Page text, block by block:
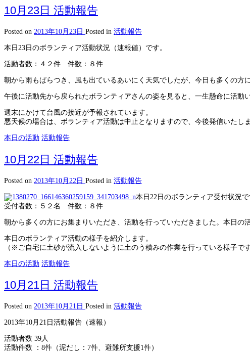
10月23日 活動報告
Posted on 2013年10月23日 Posted in 活動報告
本日23日のボランティア活動状況（速報値）です。
活動者数：４２件 件数：８件
朝から雨もぱらつき、風も出ているあいにく天気でしたが、今日も多くの方
午後に活動先から戻られたボランティアさんの姿を見ると、一生懸命に活動
週末にかけて台風の接近が予報されています。
悪天候の場合は、ボランティア活動は中止となりますので、今後発信いたし
本日の活動 活動報告
10月22日 活動報告
Posted on 2013年10月22日 Posted in 活動報告
本日22日のボランティア受付状況で
受付者数：５２名 件数：８件
朝から多くの方にお集まりいただき、活動を行っていただきました。本日の
本日のボランティア活動の様子を紹介します。
（※ご自宅に土砂が流入しないように土のう積みの作業を行っている様子です
本日の活動 活動報告
10月21日 活動報告
Posted on 2013年10月21日 Posted in 活動報告
2013年10月21日活動報告（速報）
活動者数 39人
活動件数 ：8件（泥だし：7件、避難所支援1件）